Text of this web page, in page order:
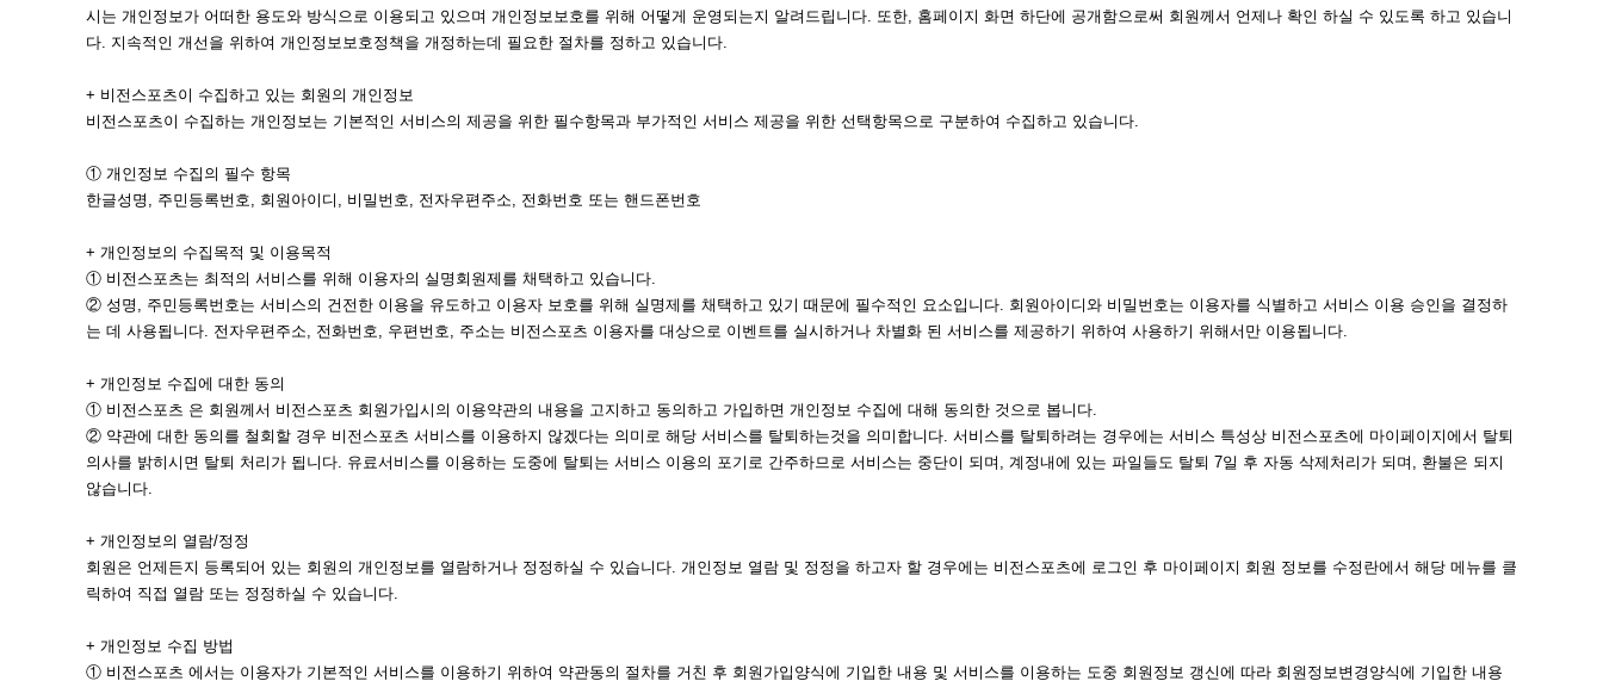
시는 개인정보가 어떠한 용도와 방식으로 이용되고 있으며 개인정보보호를 위해 어떻게 운영되는지 알려드립니다. 또한, 홈페이지 화면 하단에 공개함으로써 회원께서 언제나 확인 하실 수 있도록 하고 있습니
다. 지속적인 개선을 위하여 개인정보보호정책을 개정하는데 필요한 절차를 정하고 있습니다.
+ 비전스포츠이 수집하고 있는 회원의 개인정보
비전스포츠이 수집하는 개인정보는 기본적인 서비스의 제공을 위한 필수항목과 부가적인 서비스 제공을 위한 선택항목으로 구분하여 수집하고 있습니다.
① 개인정보 수집의 필수 항목
한글성명, 주민등록번호, 회원아이디, 비밀번호, 전자우편주소, 전화번호 또는 핸드폰번호
+ 개인정보의 수집목적 및 이용목적
① 비전스포츠는 최적의 서비스를 위해 이용자의 실명회원제를 채택하고 있습니다.
② 성명, 주민등록번호는 서비스의 건전한 이용을 유도하고 이용자 보호를 위해 실명제를 채택하고 있기 때문에 필수적인 요소입니다. 회원아이디와 비밀번호는 이용자를 식별하고 서비스 이용 승인을 결정하
는 데 사용됩니다. 전자우편주소, 전화번호, 우편번호, 주소는 비전스포츠 이용자를 대상으로 이벤트를 실시하거나 차별화 된 서비스를 제공하기 위하여 사용하기 위해서만 이용됩니다.
+ 개인정보 수집에 대한 동의
① 비전스포츠 은 회원께서 비전스포츠 회원가입시의 이용약관의 내용을 고지하고 동의하고 가입하면 개인정보 수집에 대해 동의한 것으로 봅니다.
② 약관에 대한 동의를 철회할 경우 비전스포츠 서비스를 이용하지 않겠다는 의미로 해당 서비스를 탈퇴하는것을 의미합니다. 서비스를 탈퇴하려는 경우에는 서비스 특성상 비전스포츠에 마이페이지에서 탈퇴
의사를 밝히시면 탈퇴 처리가 됩니다. 유료서비스를 이용하는 도중에 탈퇴는 서비스 이용의 포기로 간주하므로 서비스는 중단이 되며, 계정내에 있는 파일들도 탈퇴 7일 후 자동 삭제처리가 되며, 환불은 되지
않습니다.
+ 개인정보의 열람/정정
회원은 언제든지 등록되어 있는 회원의 개인정보를 열람하거나 정정하실 수 있습니다. 개인정보 열람 및 정정을 하고자 할 경우에는 비전스포츠에 로그인 후 마이페이지 회원 정보를 수정란에서 해당 메뉴를 클
릭하여 직접 열람 또는 정정하실 수 있습니다.
+ 개인정보 수집 방법
① 비전스포츠 에서는 이용자가 기본적인 서비스를 이용하기 위하여 약관동의 절차를 거친 후 회원가입양식에 기입한 내용 및 서비스를 이용하는 도중 회원정보 갱신에 따라 회원정보변경양식에 기입한 내용